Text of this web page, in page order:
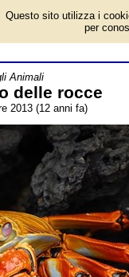
'Il Mondo degli
Galápagos", nome
Animali
delle rocce
2013 (12 anni fa)
Questo sito utilizza i
per